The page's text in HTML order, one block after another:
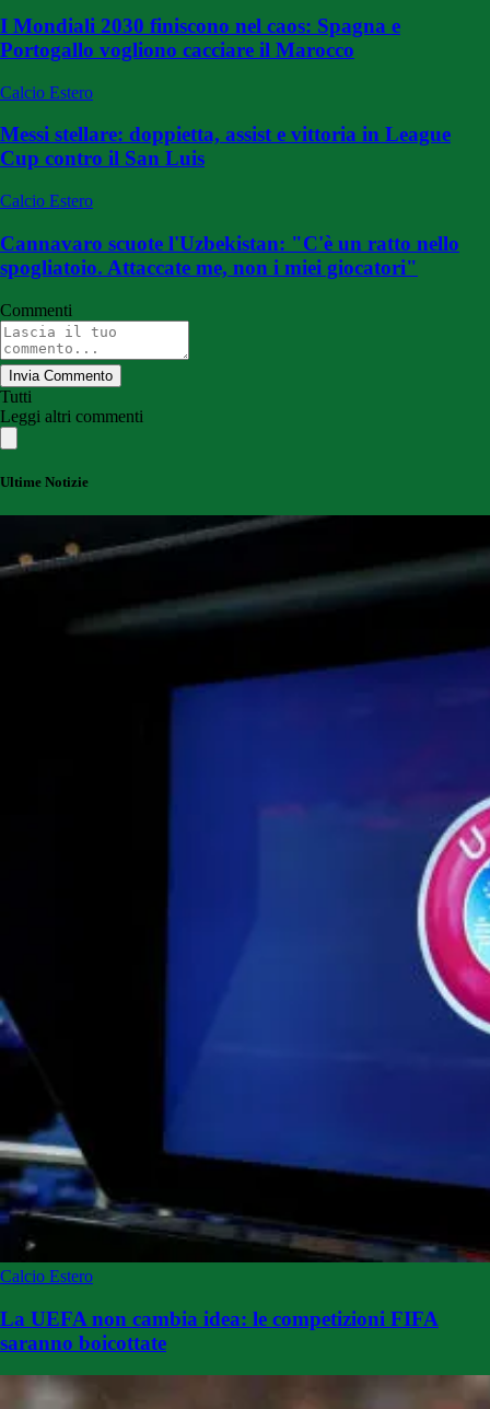
I Mondiali 2030 finiscono nel caos: Spagna e
Portogallo vogliono cacciare il Marocco
Calcio Estero
Messi stellare: doppietta, assist e vittoria in League
Cup contro il San Luis
Calcio Estero
Cannavaro scuote l'Uzbekistan: "C'è un ratto nello
spogliatoio. Attaccate me, non i miei giocatori"
Commenti
Invia Commento
Tutti
Leggi altri commenti
Ultime Notizie
Calcio Estero
La UEFA non cambia idea: le competizioni FIFA
saranno boicottate